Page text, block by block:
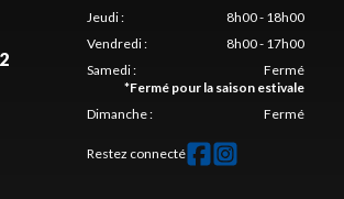
Jeudi:
8h00 - 18h00
Vendredi:
8h00 - 17h00
Samedi:
Fermé
*Fermé pour la saison estivale
Dimanche: Fermé
Restez connecté